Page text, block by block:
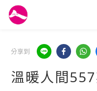
分享到
溫暖人間